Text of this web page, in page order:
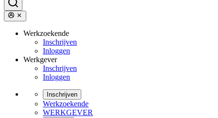
Werkzoekende
Inschrijven
Inloggen
Werkgever
Inschrijven
Inloggen
Inschrijven
Werkzoekende
WERKGEVER